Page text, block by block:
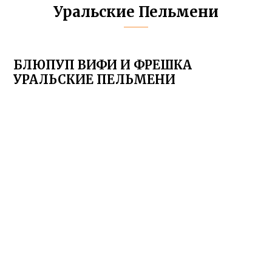
Уральские Пельмени
БЛЮПУП ВИФИ И ФРЕШКА
УРАЛЬСКИЕ ПЕЛЬМЕНИ